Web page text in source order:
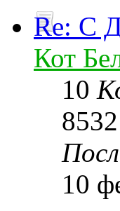
Re: С
Кот
10
8532
10